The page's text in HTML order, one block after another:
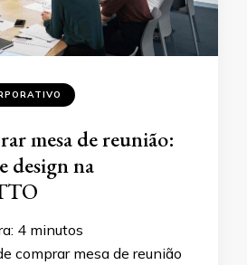
mesa de reunião:
design na
4 minutos
comprar mesa de reunião